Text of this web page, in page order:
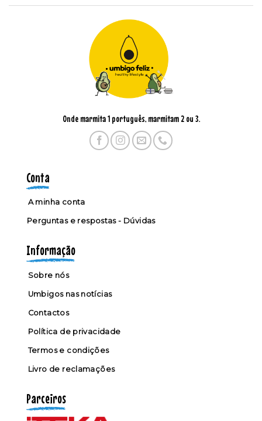
Onde marmita 1 português, marmitam 2 ou 3.
Conta
A minha conta
Perguntas e respostas - Dúvidas
Informação
Sobre nós
Umbigos nas notícias
Contactos
Política de privacidade
Termos e condições
Livro de reclamações
Parceiros